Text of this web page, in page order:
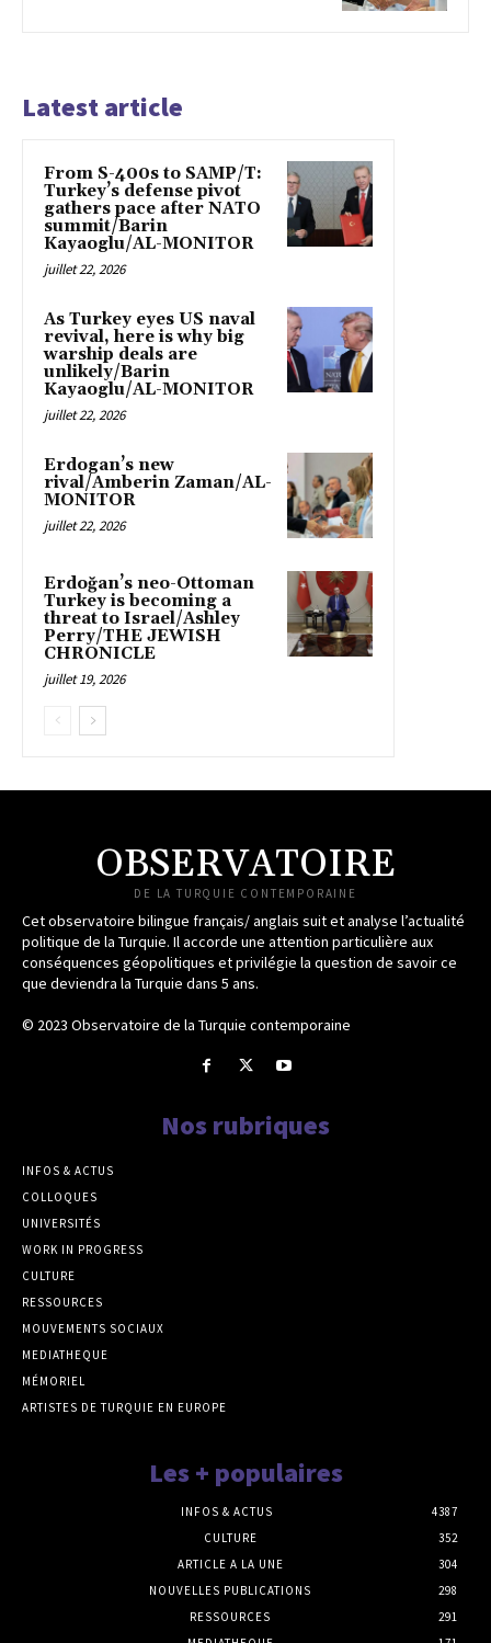
Latest article
From S-400s to SAMP/T:
Turkey’s defense pivot
gathers pace after NATO
summit/Barin
Kayaoglu/AL-MONITOR
juillet 22, 2026
As Turkey eyes US naval
revival, here is why big
warship deals are
unlikely/Barin
Kayaoglu/AL-MONITOR
juillet 22, 2026
Erdogan’s new
rival/Amberin Zaman/AL-
MONITOR
juillet 22, 2026
Erdoğan’s neo-Ottoman
Turkey is becoming a
threat to Israel/Ashley
Perry/THE JEWISH
CHRONICLE
juillet 19, 2026
OBSERVATOIRE
DE LA TURQUIE CONTEMPORAINE
Cet observatoire bilingue français/ anglais suit et analyse l’actualité
politique de la Turquie. Il accorde une attention particulière aux
conséquences géopolitiques et privilégie la question de savoir ce
que deviendra la Turquie dans 5 ans.
© 2023 Observatoire de la Turquie contemporaine
Nos rubriques
INFOS & ACTUS
COLLOQUES
UNIVERSITÉS
WORK IN PROGRESS
CULTURE
RESSOURCES
MOUVEMENTS SOCIAUX
MEDIATHEQUE
MÉMORIEL
ARTISTES DE TURQUIE EN EUROPE
Les + populaires
INFOS & ACTUS
4387
CULTURE
352
ARTICLE A LA UNE
304
NOUVELLES PUBLICATIONS
298
RESSOURCES
291